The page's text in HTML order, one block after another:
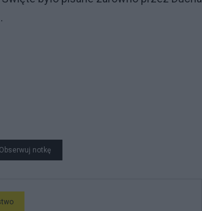
Obserwuj notkę